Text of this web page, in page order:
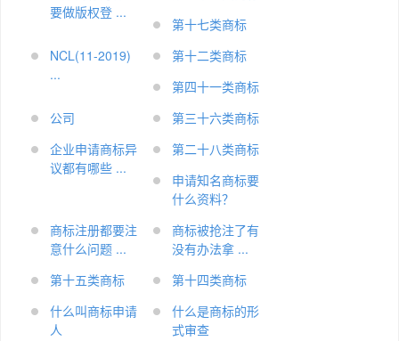
要做版权登 ...
第十七类商标
NCL(11-2019)
...
第十二类商标
第四十一类商标
公司
第三十六类商标
企业申请商标异
议都有哪些 ...
第二十八类商标
申请知名商标要
什么资料？
商标注册都要注
意什么问题 ...
商标被抢注了有
没有办法拿 ...
第十五类商标
第十四类商标
什么叫商标申请
人
什么是商标的形
式审查